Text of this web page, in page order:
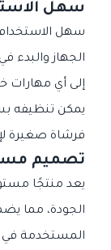
سهل
سهل
الجهاز والبدء
إلى أي مهارات
يمكن تنظيفه
فرشاة صغيرة
تصميم
يعد منتجًا
الجودة، مما
المستخدمة في